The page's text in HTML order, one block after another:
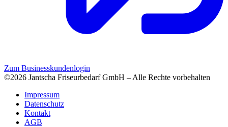
Zum Businesskundenlogin
©2026 Jantscha Friseurbedarf GmbH – Alle Rechte vorbehalten
Impressum
Datenschutz
Kontakt
AGB